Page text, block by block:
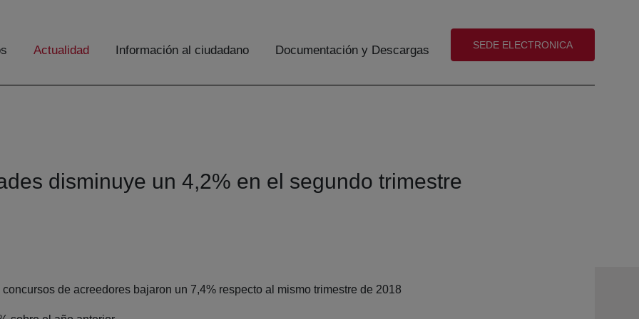
Actualidad Información al ciudadano Documentación y Descargas (abre en nueva ventana)
SEDE ELECTRONICA
disminuye un 4,2% en el segundo trimestre
de acreedores bajaron un 7,4% respecto al mismo trimestre de 2018